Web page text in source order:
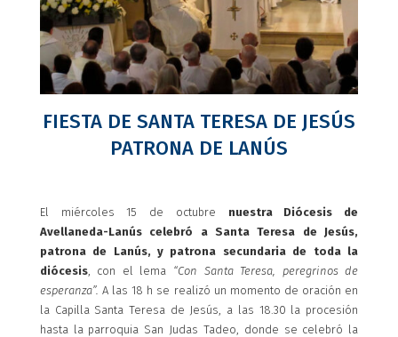
FIESTA DE SANTA TERESA DE JESÚS
PATRONA DE LANÚS
El miércoles 15 de octubre nuestra Diócesis de
Avellaneda-Lanús celebró a Santa Teresa de Jesús,
patrona de Lanús, y patrona secundaria de toda la
diócesis, con el lema “Con Santa Teresa, peregrinos de
esperanza”. A las 18 h se realizó un momento de oración en
la Capilla Santa Teresa de Jesús, a las 18.30 la procesión
hasta la parroquia San Judas Tadeo, donde se celebró la